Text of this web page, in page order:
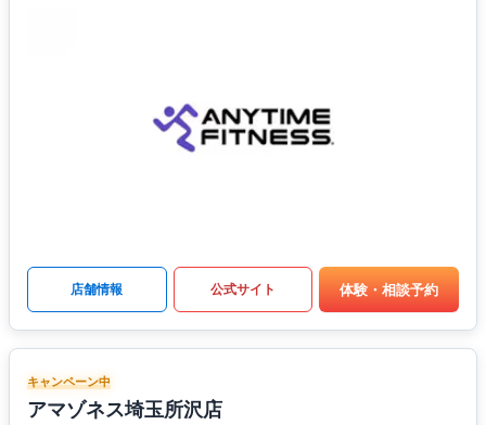
店舗情報 公式サイト 体験・相談予約
キャンペーン中
アマゾネス埼玉所沢店